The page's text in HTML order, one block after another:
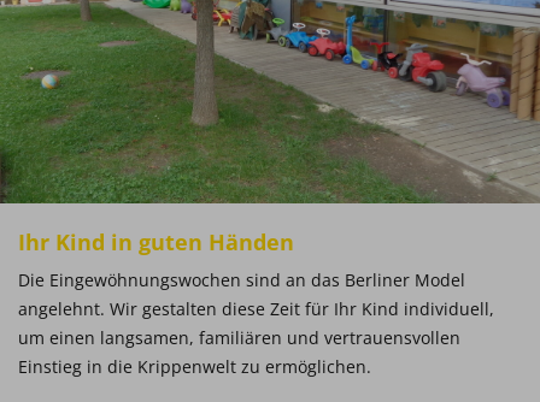
Ihr Kind in guten Händen
Die Eingewöhnungswochen sind an das Berliner Model
angelehnt. Wir gestalten diese Zeit für Ihr Kind individuell,
um einen langsamen, familiären und vertrauensvollen
Einstieg in die Krippenwelt zu ermöglichen.